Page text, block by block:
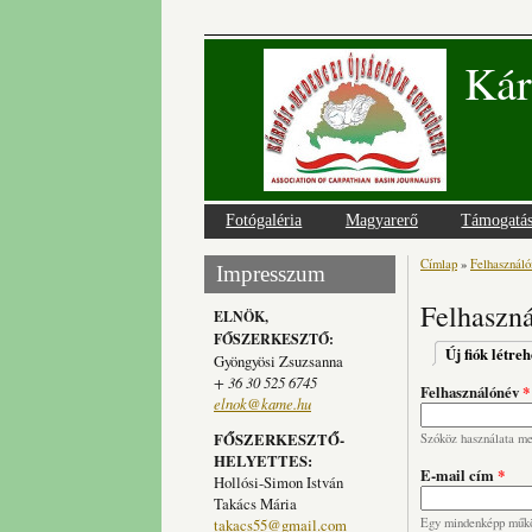
Fotógaléria Magyarerő Támogatás
Impresszum
ELNÖK,
FŐSZERKESZTŐ:
Gyöngyösi Zsuzsanna
+ 36 30 525 6745
elnok@kame.hu
FŐSZERKESZTŐ-
HELYETTES:
Hollósi-Simon István
Takács Mária
takacs55@gmail.com
Jelenlegi
Címlap »
Új fiók
Felhasználónév*
Szóköz használata
E-mail cím*
Egy mindenképp